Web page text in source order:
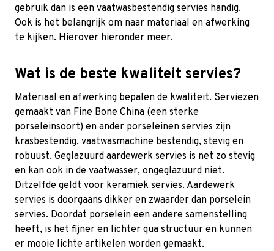
gebruik dan is een vaatwasbestendig servies handig.
Ook is het belangrijk om naar materiaal en afwerking
te kijken. Hierover hieronder meer.
Wat is de beste kwaliteit servies?
Materiaal en afwerking bepalen de kwaliteit. Serviezen
gemaakt van Fine Bone China (een sterke
porseleinsoort) en ander porseleinen servies zijn
krasbestendig, vaatwasmachine bestendig, stevig en
robuust. Geglazuurd aardewerk servies is net zo stevig
en kan ook in de vaatwasser, ongeglazuurd niet.
Ditzelfde geldt voor keramiek servies. Aardewerk
servies is doorgaans dikker en zwaarder dan porselein
servies. Doordat porselein een andere samenstelling
heeft, is het fijner en lichter qua structuur en kunnen
er mooie lichte artikelen worden gemaakt.